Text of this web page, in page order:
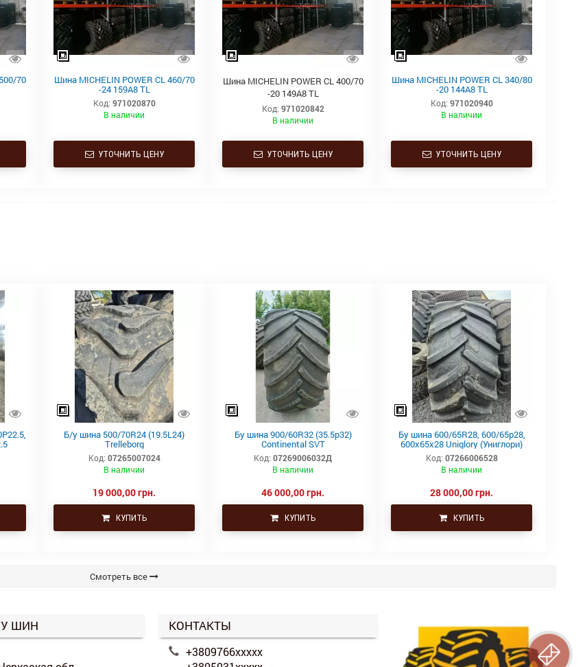
70 Шина MICHELIN POWER CL 460/70
-24 159A8 TL
Код: 971020870
В наличии
УТОЧНИТЬ ЦЕНУ
Шина MICHELIN POWER CL 400/70
-20 149A8 TL
Код: 971020842
В наличии
УТОЧНИТЬ ЦЕНУ
Шина MICHELIN POWER CL 340/80
-20 144A8 TL
Код: 971020940
В наличии
УТОЧНИТЬ ЦЕНУ
Б/у шина 500/70R24 (19.5L24)
Trelleborg
Код: 07265007024
В наличии
19 000,00 грн.
КУПИТЬ
Бу шина 900/60R32 (35.5р32)
Continental SVT
Код: 07269006032Д
В наличии
46 000,00 грн.
КУПИТЬ
Бу шина 600/65R28, 600/65р28,
600х65х28 Uniglory (Униглори)
Код: 07266006528
В наличии
28 000,00 грн.
КУПИТЬ
Смотреть все
ШИН КОНТАКТЫ
+3809766xxxxx